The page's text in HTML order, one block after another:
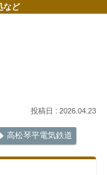
など
2026.04.23
高松琴平電気鉄道